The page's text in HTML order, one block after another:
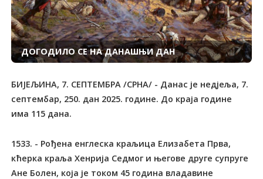
ДОГОДИЛО СЕ НА ДАНАШЊИ ДАН
БИЈЕЉИНА, 7. СЕПТЕМБРА /СРНА/ - Данас је недјеља, 7.
септембар, 250. дан 2025. године. До краја године
има 115 дана.
1533. - Рођена енглеска краљица Елизабета Прва,
кћерка краља Хенрија Седмог и његове друге супруге
Ане Болен, која је током 45 година владавине